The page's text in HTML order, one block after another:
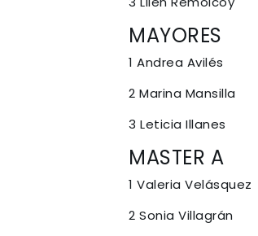
MAYORES
1 Andrea Avilés
2 Marina Mansilla
3 Leticia Illanes
MASTER A
1 Valeria Velásquez
2 Sonia Villagrán